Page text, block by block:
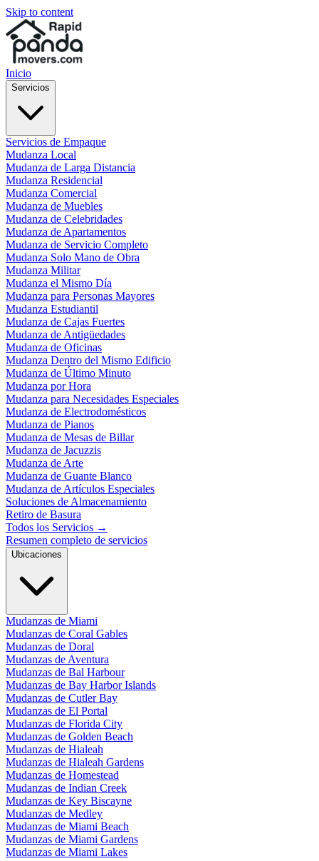
Skip to content
Inicio
Servicios
Servicios de Empaque
Mudanza Local
Mudanza de Larga Distancia
Mudanza Residencial
Mudanza Comercial
Mudanza de Muebles
Mudanza de Celebridades
Mudanza de Apartamentos
Mudanza de Servicio Completo
Mudanza Solo Mano de Obra
Mudanza Militar
Mudanza el Mismo Día
Mudanza para Personas Mayores
Mudanza Estudiantil
Mudanza de Cajas Fuertes
Mudanza de Antigüedades
Mudanza de Oficinas
Mudanza Dentro del Mismo Edificio
Mudanza de Último Minuto
Mudanza por Hora
Mudanza para Necesidades Especiales
Mudanza de Electrodomésticos
Mudanza de Pianos
Mudanza de Mesas de Billar
Mudanza de Jacuzzis
Mudanza de Arte
Mudanza de Guante Blanco
Mudanza de Artículos Especiales
Soluciones de Almacenamiento
Retiro de Basura
Todos los Servicios →
Resumen completo de servicios
Ubicaciones
Mudanzas de Miami
Mudanzas de Coral Gables
Mudanzas de Doral
Mudanzas de Aventura
Mudanzas de Bal Harbour
Mudanzas de Bay Harbor Islands
Mudanzas de Cutler Bay
Mudanzas de El Portal
Mudanzas de Florida City
Mudanzas de Golden Beach
Mudanzas de Hialeah
Mudanzas de Hialeah Gardens
Mudanzas de Homestead
Mudanzas de Indian Creek
Mudanzas de Key Biscayne
Mudanzas de Medley
Mudanzas de Miami Beach
Mudanzas de Miami Gardens
Mudanzas de Miami Lakes